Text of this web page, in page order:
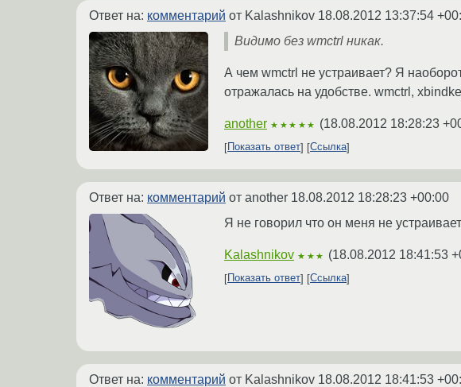
Ответ на: комментарий от Kalashnikov 18.08.2012 13:37:54
Видимо без wmctrl никак.
А чем wmctrl не устраивает? Я
отражалась на удобстве. wmctrl,
another ★★★★★ (18.08.2012 18:28:23
Показать ответ Ссылка
Ответ на: комментарий от another 18.08.2012 18:28:23 +00:00
Я не говорил что он меня не
Kalashnikov ★★★ (18.08.2012 18:41:53
Показать ответ Ссылка
Ответ на: комментарий от Kalashnikov 18.08.2012 18:41:53